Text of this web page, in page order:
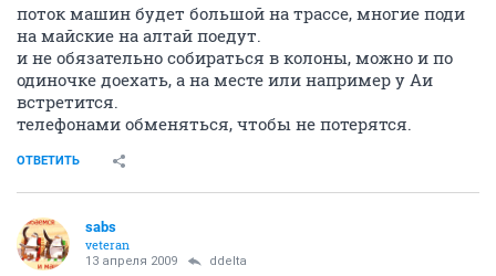
поток машин будет большой на трассе, многие поди
на майские на алтай поедут.
и не обязательно собираться в колоны, можно и по
одиночке доехать, а на месте или например у Аи
встретится.
телефонами обменяться, чтобы не потерятся.
ОТВЕТИТЬ
sabs
veteran
13 апреля 2009 ddelta